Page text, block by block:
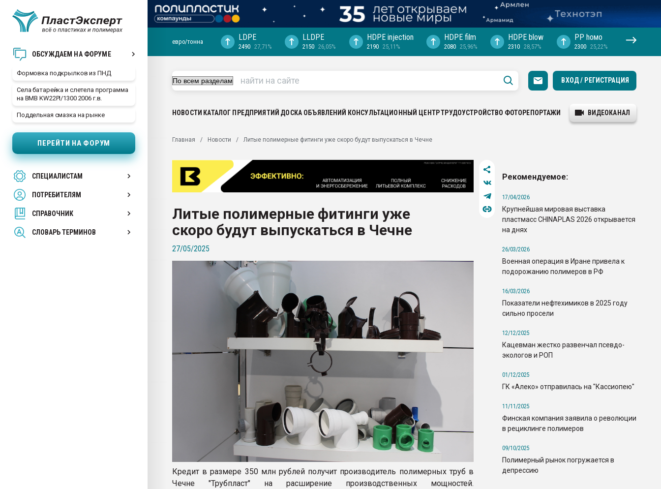
ОБСУЖДАЕМ НА ФОРУМЕ
Формовка подкрылков из ПНД
Села батарейка и слетела программа
на BMB KW22PI/1300 2006 г.в.
Поддельная смазка на рынке
ПЕРЕЙТИ НА ФОРУМ
СПЕЦИАЛИСТАМ
ПОТРЕБИТЕЛЯМ
СПРАВОЧНИК
СЛОВАРЬ ТЕРМИНОВ
29.07.2026 ФРП помог "Ижевскому
Вакуум-формовочные машины:
28.07.2026 Автоматизация выходит на
первый план в переработке
пластмасс
ситуацией на строительном рынке
Всё, что касается выдува ПЭТ
бутылок
ПЕРЕЙТИ НА ФОРУМ
евро/тонна LDPE
2490 27,71%
LLDPE
2150 26,05%
HDPE injection
2190 25,11%
HDPE film
2080 25,96%
HDPE blow
2310 28,57%
PP hомо
2300 25,22%
ВХОД / РЕГИСТРАЦИЯ
НОВОСТИ КАТАЛОГ ПРЕДПРИЯТИЙ ДОСКА ОБЪЯВЛЕНИЙ КОНСУЛЬТАЦИОННЫЙ ЦЕНТРТРУДОУСТРОЙСТВО ФОТОРЕПОРТАЖИ ВИДЕОКАНАЛ
Главная Новости Литые полимерные фитинги уже скоро будут выпускаться в Чечне
Литые полимерные фитинги уже
скоро будут выпускаться в Чечне
27/05/2025
Кредит в размере 350 млн рублей получит производитель полимерных труб в
Чечне "Трубпласт" на расширение производственных мощностей.
Рекомендуемое:
17/04/2026
Крупнейшая мировая выставка
пластмасс CHINAPLAS 2026 открывается
на днях
26/03/2026
Военная операция в Иране привела к
подорожанию полимеров в РФ
16/03/2026
Показатели нефтехимиков в 2025 году
сильно просели
12/12/2025
Кацевман жестко развенчал псевдо-
экологов и РОП
01/12/2025
ГК «Алеко» отправилась на "Кассиопею"
11/11/2025
Финская компания заявила о революции
в рециклинге полимеров
09/10/2025
Полимерный рынок погружается в
депрессию